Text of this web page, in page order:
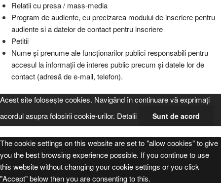
Relatii cu presa / mass-media
Program de audiente, cu precizarea modului de inscriere pentru
audiente si a datelor de contact pentru inscriere
Petitii
Nume şi prenume ale funcţionarilor publici responsabili pentru
accesul la informaţii de interes public precum şi datele lor de
contact (adresă de e-mail, telefon).
Acest site foloseşte cookies. Navigând în continuare vă exprimaţi
acordul asupra folosirii cookie-urilor. Detalii Sunt de acord
The cookie settings on this website are set to "allow cookies" to give
you the best browsing experience possible. If you continue to use
this website without changing your cookie settings or you click
"Accept" below then you are consenting to this.